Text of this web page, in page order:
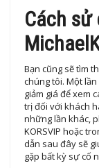
Cách sử
Bạn cũng sẽ tìm
chúng tôi. Một
giảm giá để xem
trị đối với khách
những lần khác,
KORSVIP hoặc
dẫn sau đây sẽ
gặp bất kỳ sự cố